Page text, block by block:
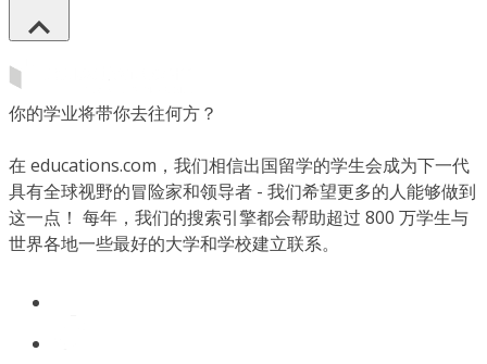
你的学业将带你去往何方？
在 educations.com，我们相信出国留学的学生会成为下一代
具有全球视野的冒险家和领导者 - 我们希望更多的人能够做到
这一点！ 每年，我们的搜索引擎都会帮助超过 800 万学生与
世界各地一些最好的大学和学校建立联系。